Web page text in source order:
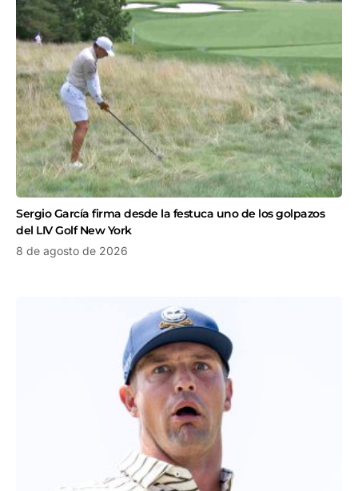
Sergio García firma desde la festuca uno de los golpazos
del LIV Golf New York
8 de agosto de 2026